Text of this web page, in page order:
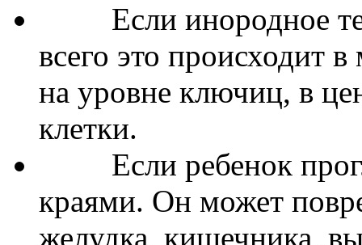
Если инородное
всего это происходит
на уровне ключиц, в
клетки.
Если ребенок
краями. Он может
желудка, кишечника,